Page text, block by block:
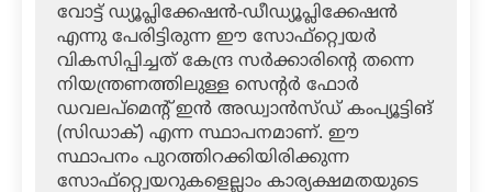
വോട്ട് ഡ്യൂപ്ലിക്കേഷന്‍-ഡീഡ്യൂപ്ലിക്കേഷന്‍
എന്നു പേരിട്ടിരുന്ന ഈ സോഫ്‌റ്റ്വെയര്‍
വികസിപ്പിച്ചത് കേന്ദ്ര സര്‍ക്കാരിന്റെ തന്നെ
നിയന്ത്രണത്തിലുള്ള സെന്റര്‍ ഫോര്‍
ഡവലപ്‌മെന്റ് ഇന്‍ അഡ്വാന്‍സ്ഡ് കംപ്യൂട്ടിങ്
(സിഡാക്) എന്ന സ്ഥാപനമാണ്. ഈ
സ്ഥാപനം പുറത്തിറക്കിയിരിക്കുന്ന
സോഫ്‌റ്റ്വെയറുകളെല്ലാം കാര്യക്ഷമതയുടെ